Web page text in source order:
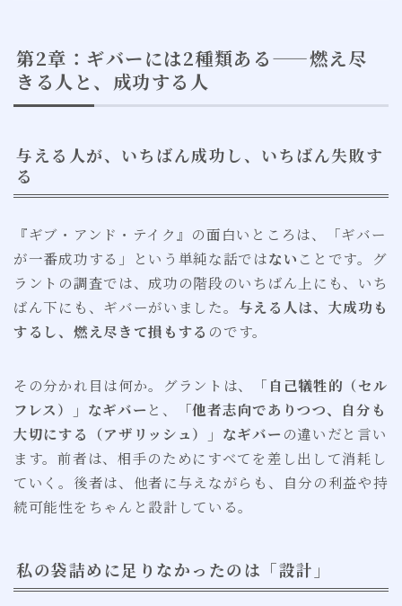
第2章：ギバーには2種類ある——燃え尽
きる人と、成功する人
与える人が、いちばん成功し、いちばん失敗す
る
『ギブ・アンド・テイク』の面白いところは、「ギバー
が一番成功する」という単純な話ではない ことです。グ
ラントの調査では、成功の階段のいちばん上にも、いち
ばん下にも、ギバーがいました。 与える人は、大成功も
するし、燃え尽きて損もする のです。
その分かれ目は何か。グラントは、
「自己犠牲的（セル
フレス）」なギバーと、
「他者志向でありつつ、自分も
大切にする（アザリッシュ）」なギバーの違いだと言い
ます。前者は、相手のためにすべてを差し出して消耗し
ていく。後者は、他者に与えながらも、自分の利益や持
続可能性をちゃんと設計している。
私の袋詰めに足りなかったのは「設計」